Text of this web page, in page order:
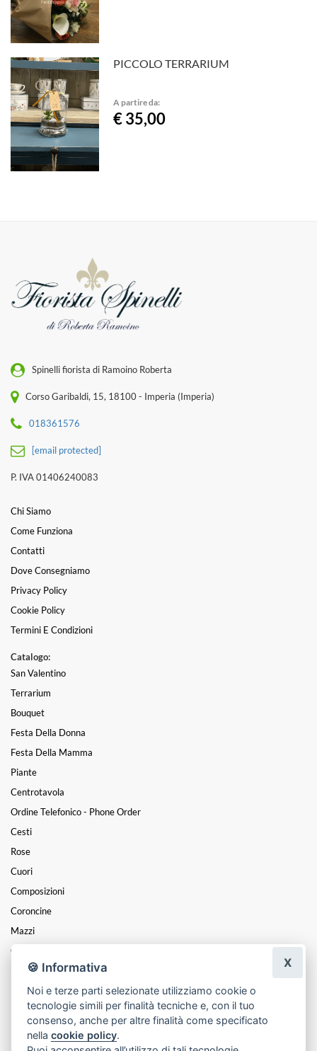
PICCOLO TERRARIUM
A partire da:
€ 35,00
Spinelli fiorista di Ramoino Roberta
Corso Garibaldi, 15, 18100 - Imperia (Imperia)
018361576
[email protected]
P. IVA 01406240083
Chi Siamo
Come Funziona
Contatti
Dove Consegniamo
Privacy Policy
Cookie Policy
Termini E Condizioni
Catalogo:
San Valentino
Terrarium
Bouquet
Festa Della Donna
Festa Della Mamma
Piante
Centrotavola
Ordine Telefonico - Phone Order
Cesti
Rose
Cuori
Composizioni
Coroncine
Mazzi
Oggettistica
Nascite
Funebre
Natale
🍪 Informativa
Noi e terze parti selezionate utilizziamo cookie o
tecnologie simili per finalità tecniche e, con il tuo
consenso, anche per altre finalità come specificato
nellacookie policy.
X